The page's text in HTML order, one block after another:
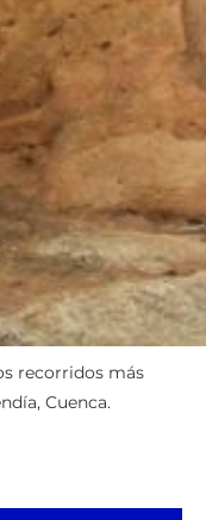
recorridos más
Cuenca.